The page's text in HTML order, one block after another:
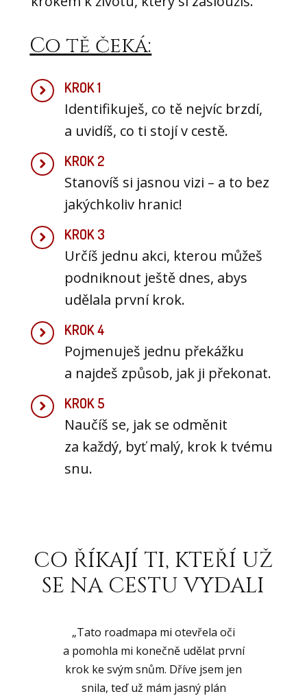
Co tě čeká:
KROK 1
Identifikuješ, co tě nejvíc brzdí,
a uvidíš, co ti stojí v cestě.
KROK 2
Stanovíš si jasnou vizi – a to bez
jakýchkoliv hranic!
KROK 3
Určíš jednu akci, kterou můžeš
podniknout ještě dnes, abys
udělala první krok.
KROK 4
Pojmenuješ jednu překážku
a najdeš způsob, jak ji překonat.
KROK 5
Naučíš se, jak se odměnit
za každý, byť malý, krok k tvému
snu.
CO ŘÍKAJÍ TI, KTEŘÍ UŽ
SE NA CESTU VYDALI
„Tato roadmapa mi otevřela oči
a pomohla mi konečně udělat první
krok ke svým snům. Dříve jsem jen
snila, teď už mám jasný plán